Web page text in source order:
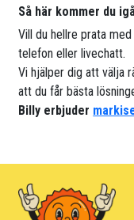
Så här kommer du
Vill du hellre prata
telefon eller livechatt.
Vi hjälper dig att välja
att du får bästa
Billy erbjuder